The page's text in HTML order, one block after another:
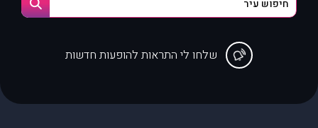
שלחו לי התראות להופעות חדשות